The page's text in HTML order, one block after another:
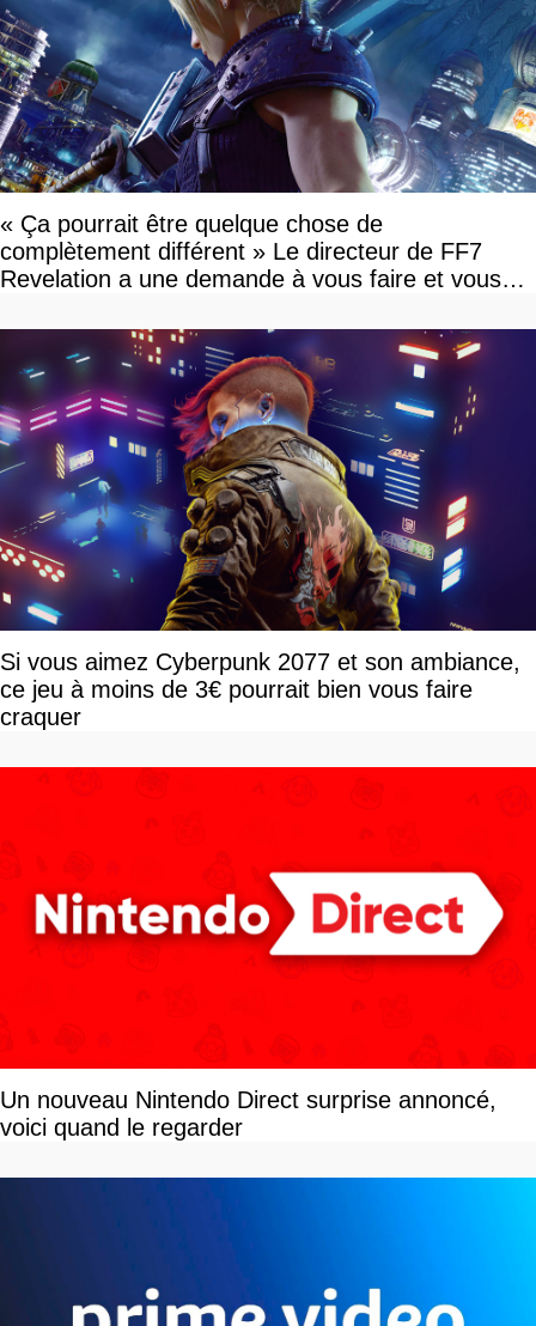
« Ça pourrait être quelque chose de
complètement différent » Le directeur de FF7
Revelation a une demande à vous faire et vous
Si vous aimez Cyberpunk 2077 et son ambiance,
ce jeu à moins de 3€ pourrait bien vous faire
craquer
Un nouveau Nintendo Direct surprise annoncé,
voici quand le regarder